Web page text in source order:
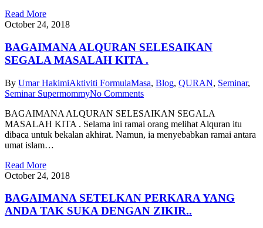
Read More
October 24, 2018
BAGAIMANA ALQURAN SELESAIKAN
SEGALA MASALAH KITA .
By Umar HakimiAktiviti FormulaMasa, Blog, QURAN, Seminar,
Seminar SupermommyNo Comments
BAGAIMANA ALQURAN SELESAIKAN SEGALA
MASALAH KITA . Selama ini ramai orang melihat Alquran itu
dibaca untuk bekalan akhirat. Namun, ia menyebabkan ramai antara
umat islam…
Read More
October 24, 2018
BAGAIMANA SETELKAN PERKARA YANG
ANDA TAK SUKA DENGAN ZIKIR..